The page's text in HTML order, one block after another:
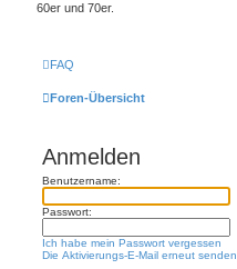
60er und 70er.
FAQ
Foren-Übersicht
Anmelden
Benutzername:
Passwort:
Ich habe mein Passwort vergessen
Die Aktivierungs-E-Mail erneut senden